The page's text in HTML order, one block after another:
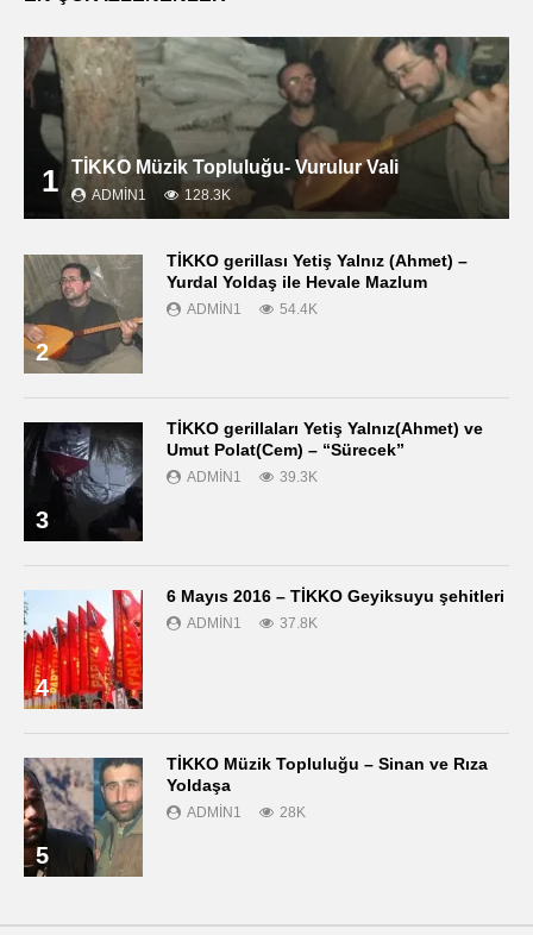
1 TİKKO Müzik Topluluğu- Vurulur Vali
ADMIN1 128.3K
2
TİKKO gerillası Yetiş Yalnız (Ahmet) –
Yurdal Yoldaş ile Hevale Mazlum
ADMIN1 54.4K
3
TİKKO gerillaları Yetiş Yalnız(Ahmet) ve
Umut Polat(Cem) – “Sürecek”
ADMIN1 39.3K
4
6 Mayıs 2016 – TİKKO Geyiksuyu şehitleri
ADMIN1 37.8K
5
TİKKO Müzik Topluluğu – Sinan ve Rıza
Yoldaşa
ADMIN1 28K